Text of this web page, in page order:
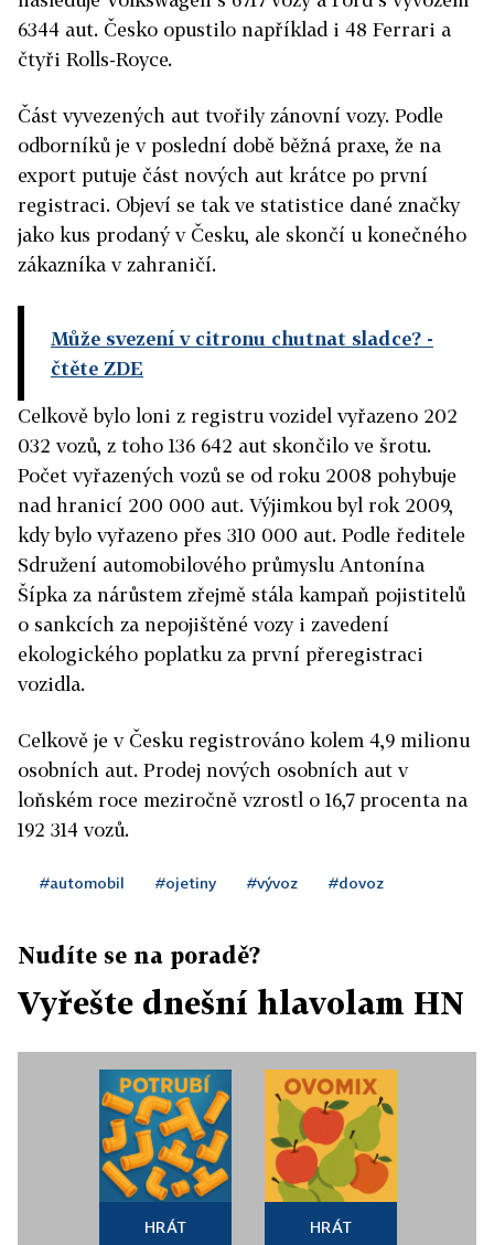
6344 aut. Česko opustilo například i 48 Ferrari a
čtyři Rolls-Royce.
Část vyvezených aut tvořily zánovní vozy. Podle
odborníků je v poslední době běžná praxe, že na
export putuje část nových aut krátce po první
registraci. Objeví se tak ve statistice dané značky
jako kus prodaný v Česku, ale skončí u konečného
zákazníka v zahraničí.
Může svezení v citronu chutnat sladce? -
čtěte ZDE
Celkově bylo loni z registru vozidel vyřazeno 202
032 vozů, z toho 136 642 aut skončilo ve šrotu.
Počet vyřazených vozů se od roku 2008 pohybuje
nad hranicí 200 000 aut. Výjimkou byl rok 2009,
kdy bylo vyřazeno přes 310 000 aut. Podle ředitele
Sdružení automobilového průmyslu Antonína
Šípka za nárůstem zřejmě stála kampaň pojistitelů
o sankcích za nepojištěné vozy i zavedení
ekologického poplatku za první přeregistraci
vozidla.
Celkově je v Česku registrováno kolem 4,9 milionu
osobních aut. Prodej nových osobních aut v
loňském roce meziročně vzrostl o 16,7 procenta na
192 314 vozů.
#automobil #ojetiny #vývoz #dovoz
Nudíte se na poradě?
Vyřešte dnešní hlavolam HN
HRÁT HRÁT